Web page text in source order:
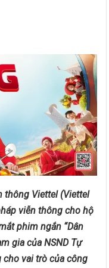
thông Viettel (Viettel
viễn thông cho hộ
phim ngắn “Dân
gia của NSND Tự
vai trò của công